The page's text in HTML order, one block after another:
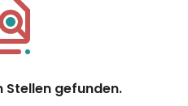
Stellen gefunden.